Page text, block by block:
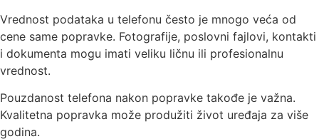
Vrednost podataka u telefonu često je mnogo veća od
cene same popravke. Fotografije, poslovni fajlovi, kontakti
i dokumenta mogu imati veliku ličnu ili profesionalnu
vrednost.
Pouzdanost telefona nakon popravke takođe je važna.
Kvalitetna popravka može produžiti život uređaja za više
godina.